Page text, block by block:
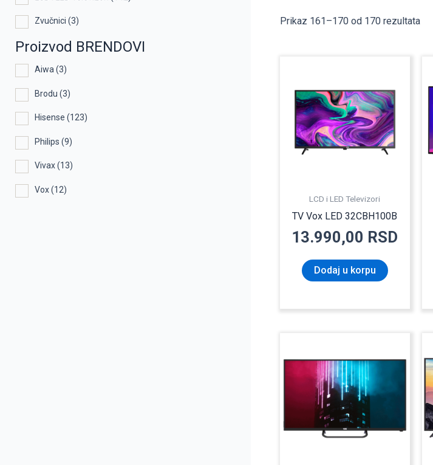
Zvučnici (3)
Proizvod BRENDOVI
Aiwa(3)
Brodu (3)
Hisense (123)
Philips (9)
Vivax(13)
Vox(12)
Prikaz 161–170 od 170 rezultata
LCD i LED Televizori
TV Vox LED 32CBH100B
13.990,00 RSD
Dodaj u korpu